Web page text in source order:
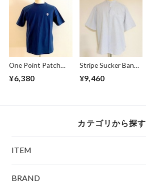
One Point Patch
Tee Navy
¥6,380
Stripe Sucker Band
Collar S/S Shirts
White
¥9,460
カテゴリから探す
ITEM
BRAND